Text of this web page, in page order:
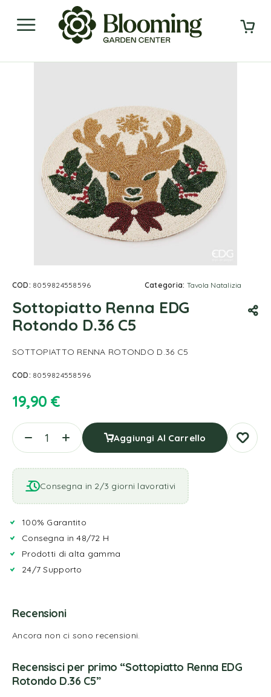
COD: 8059824558596 Categoria: Tavola Natalizia
Sottopiatto Renna EDG
Rotondo D.36 C5
SOTTOPIATTO RENNA ROTONDO D.36 C5
COD: 8059824558596
19,90 €
Aggiungi Al Carrello
Consegna in 2/3 giorni lavorativi
100% Garantito
Consegna in 48/72 H
Prodotti di alta gamma
24/7 Supporto
Recensioni
Ancora non ci sono recensioni.
Recensisci per primo “Sottopiatto Renna EDG
Rotondo D.36 C5”